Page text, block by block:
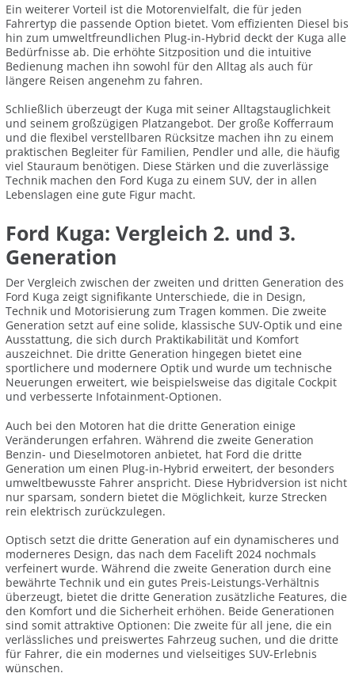
Ein weiterer Vorteil ist die Motorenvielfalt, die für jeden
Fahrertyp die passende Option bietet. Vom effizienten Diesel bis
hin zum umweltfreundlichen Plug-in-Hybrid deckt der Kuga alle
Bedürfnisse ab. Die erhöhte Sitzposition und die intuitive
Bedienung machen ihn sowohl für den Alltag als auch für
längere Reisen angenehm zu fahren.
Schließlich überzeugt der Kuga mit seiner Alltagstauglichkeit
und seinem großzügigen Platzangebot. Der große Kofferraum
und die flexibel verstellbaren Rücksitze machen ihn zu einem
praktischen Begleiter für Familien, Pendler und alle, die häufig
viel Stauraum benötigen. Diese Stärken und die zuverlässige
Technik machen den Ford Kuga zu einem SUV, der in allen
Lebenslagen eine gute Figur macht.
Ford Kuga: Vergleich 2. und 3.
Generation
Der Vergleich zwischen der zweiten und dritten Generation des
Ford Kuga zeigt signifikante Unterschiede, die in Design,
Technik und Motorisierung zum Tragen kommen. Die zweite
Generation setzt auf eine solide, klassische SUV-Optik und eine
Ausstattung, die sich durch Praktikabilität und Komfort
auszeichnet. Die dritte Generation hingegen bietet eine
sportlichere und modernere Optik und wurde um technische
Neuerungen erweitert, wie beispielsweise das digitale Cockpit
und verbesserte Infotainment-Optionen.
Auch bei den Motoren hat die dritte Generation einige
Veränderungen erfahren. Während die zweite Generation
Benzin- und Dieselmotoren anbietet, hat Ford die dritte
Generation um einen Plug-in-Hybrid erweitert, der besonders
umweltbewusste Fahrer anspricht. Diese Hybridversion ist nicht
nur sparsam, sondern bietet die Möglichkeit, kurze Strecken
rein elektrisch zurückzulegen.
Optisch setzt die dritte Generation auf ein dynamischeres und
moderneres Design, das nach dem Facelift 2024 nochmals
verfeinert wurde. Während die zweite Generation durch eine
bewährte Technik und ein gutes Preis-Leistungs-Verhältnis
überzeugt, bietet die dritte Generation zusätzliche Features, die
den Komfort und die Sicherheit erhöhen. Beide Generationen
sind somit attraktive Optionen: Die zweite für all jene, die ein
verlässliches und preiswertes Fahrzeug suchen, und die dritte
für Fahrer, die ein modernes und vielseitiges SUV-Erlebnis
wünschen.